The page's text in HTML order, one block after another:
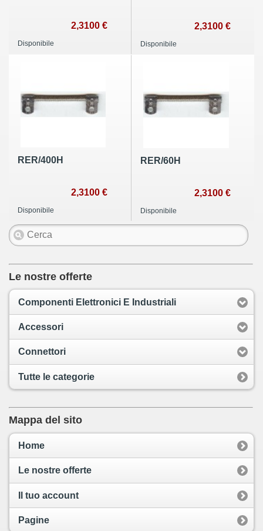
2,3100 €
Disponibile
2,3100 €
Disponibile
RER/400H
2,3100 €
Disponibile
RER/60H
2,3100 €
Disponibile
Le nostre offerte
Componenti Elettronici E Industriali
Accessori
Connettori
Tutte le categorie
Mappa del sito
Home
Le nostre offerte
Il tuo account
Pagine